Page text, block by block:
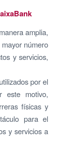
amplia,
número
y servicios,
por el
este motivo,
físicas y
para el
y servicios a